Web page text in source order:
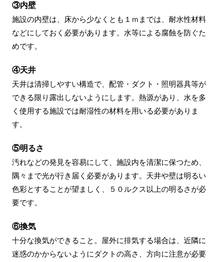
③内壁
施設の内壁は、床から少なくとも１ｍまでは、耐水性材料
などにしておく必要があります。水等による腐蝕を防ぐた
めです。
④天井
天井は清掃しやすい構造で、配管・ダクト・照明器具等が
できる限り露出しないようにします。熱源があり、水を多
く使用する施設では耐湿性の材料を用いる必要がありま
す。
⑤明るさ
汚れなどの発見を容易にして、施設内を清潔に保つため、
隅々まで光が行き届く必要があります。天井や壁は明るい
色彩とすることが望ましく、５０ルクス以上の明るさが必
要です。
⑥換気
十分な換気ができること。屋外に排気する場合は、近隣に
迷惑のかからないようにダクトの高さ、方向に注意が必要